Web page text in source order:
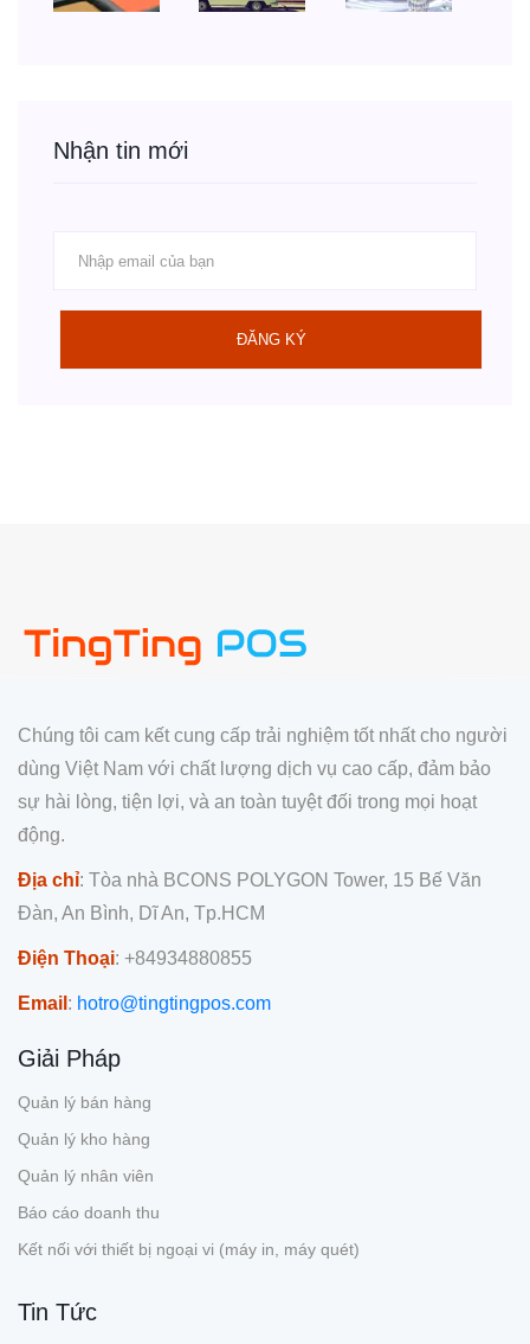
Nhận tin mới
ĐĂNG KÝ
Chúng tôi cam kết cung cấp trải nghiệm tốt nhất cho người
dùng Việt Nam với chất lượng dịch vụ cao cấp, đảm bảo
sự hài lòng, tiện lợi, và an toàn tuyệt đối trong mọi hoạt
động.
Địa chỉ: Tòa nhà BCONS POLYGON Tower, 15 Bế Văn
Đàn, An Bình, Dĩ An, Tp.HCM
Điện Thoại: +84934880855
Email : hotro@tingtingpos.com
Giải Pháp
Quản lý bán hàng
Quản lý kho hàng
Quản lý nhân viên
Báo cáo doanh thu
Kết nối với thiết bị ngoại vi (máy in, máy quét)
Tin Tức